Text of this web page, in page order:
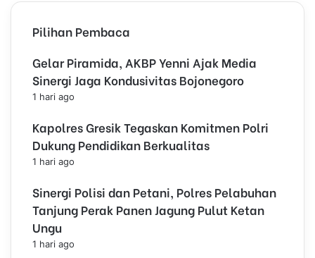
Pilihan Pembaca
Gelar Piramida, AKBP Yenni Ajak Media
Sinergi Jaga Kondusivitas Bojonegoro
1 hari ago
Kapolres Gresik Tegaskan Komitmen Polri
Dukung Pendidikan Berkualitas
1 hari ago
Sinergi Polisi dan Petani, Polres Pelabuhan
Tanjung Perak Panen Jagung Pulut Ketan
Ungu
1 hari ago